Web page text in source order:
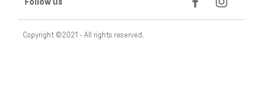
Copyright ©2021 - All rights reserved.